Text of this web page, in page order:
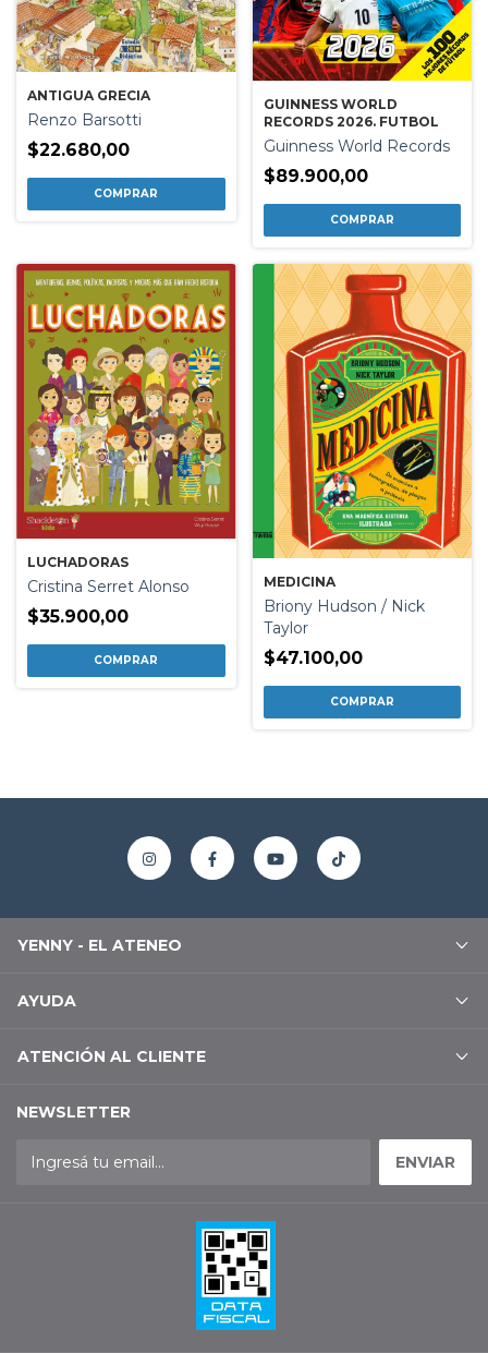
ANTIGUA GRECIA
Renzo Barsotti
$22.680,00
GUINNESS WORLD
RECORDS 2026. FUTBOL
Guinness World Records
$89.900,00
LUCHADORAS
Cristina Serret Alonso
$35.900,00
MEDICINA
Briony Hudson / Nick
Taylor
$47.100,00
YENNY - EL ATENEO
AYUDA
ATENCIÓN AL CLIENTE
NEWSLETTER